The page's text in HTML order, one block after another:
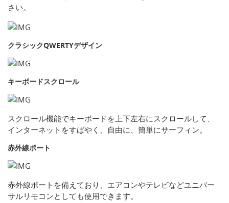
さい。
クラシックQWERTYデザイン
キーボードスクロール
スクロール機能でキーボードを上下左右にスクロールして、
インターネットをすばやく、自由に、簡単にサーフィン。
赤外線ポート
赤外線ポートを備えており、エアコンやテレビなどユニバー
サルリモコンとしても使用できます。